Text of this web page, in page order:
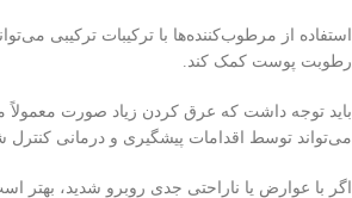
استفاده از مرطوب‌کننده‌ها با ترکیبات ترکیبی
رطوبت پوست کمک کند.
باید توجه داشت که عرق کردن زیاد صورت
می‌تواند توسط اقدامات پیشگیری و درمانی کنترل
اگر با عوارض یا ناراحتی جدی روبرو شدید،